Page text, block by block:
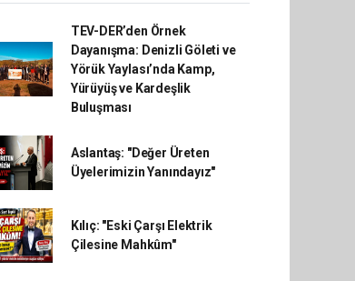
TEV-DER’den Örnek
Dayanışma: Denizli Göleti ve
Yörük Yaylası’nda Kamp,
Yürüyüş ve Kardeşlik
Buluşması
Aslantaş: "Değer Üreten
Üyelerimizin Yanındayız"
Kılıç: "Eski Çarşı Elektrik
Çilesine Mahkûm"